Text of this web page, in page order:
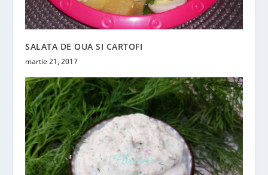
SALATA DE OUA SI CARTOFI
martie 21, 2017